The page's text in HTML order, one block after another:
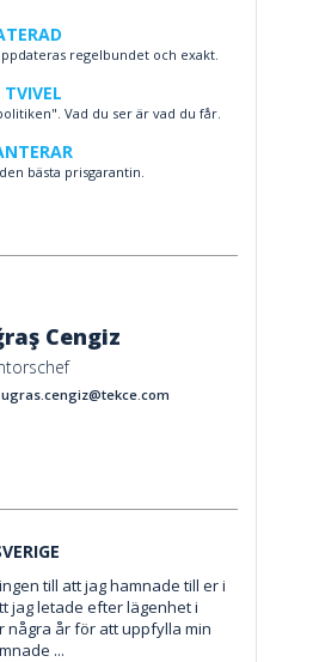
regelbundet och exakt.
TVIVEL
Vad du ser är vad du får.
bästa prisgarantin.
Cengiz
ugras.cengiz@tekce.com
till att jag hamnade till er i
jag letade efter lägenhet i
några år för att uppfylla min
...